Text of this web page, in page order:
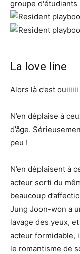
La love line
Alors là c’est ouiiiiii
N’en déplaise à
d’âge.
peu !
N’en déplaisent à
acteur sorti du
beaucoup
Jung Joon-won a
lavage des yeux,
acteur formidable,
le romantisme de